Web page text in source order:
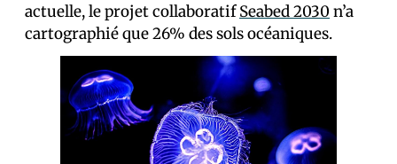
actuelle, le projet collaboratifSeabed 2030 n’a
cartographié que 26% des sols océaniques.